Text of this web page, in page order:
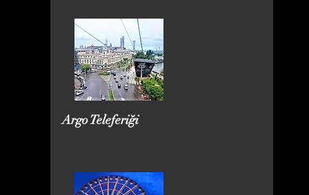
Argo Teleferiği